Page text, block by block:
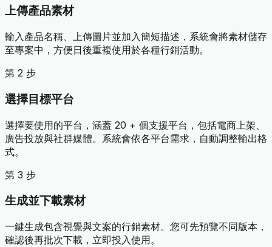
上傳產品素材
輸入產品名稱、上傳圖片並加入簡短描述，系統會將素材儲存
至專案中，方便日後重複使用於各種行銷活動。
第 2 步
選擇目標平台
選擇要使用的平台，涵蓋 20 + 個支援平台，包括電商上架、
廣告投放與社群媒體。系統會依各平台需求，自動調整輸出格
式。
第 3 步
生成並下載素材
一鍵生成包含視覺與文案的行銷素材。您可先預覽不同版本，
確認後再批次下載，立即投入使用。